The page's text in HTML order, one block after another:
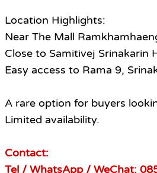
Location Highlights:
Near The Mall
Close to Samitivej Srinakarin
Easy access to Rama 9,
A rare option for buyers
Limited availability.
Contact:
Tel / WhatsApp / WeChat: